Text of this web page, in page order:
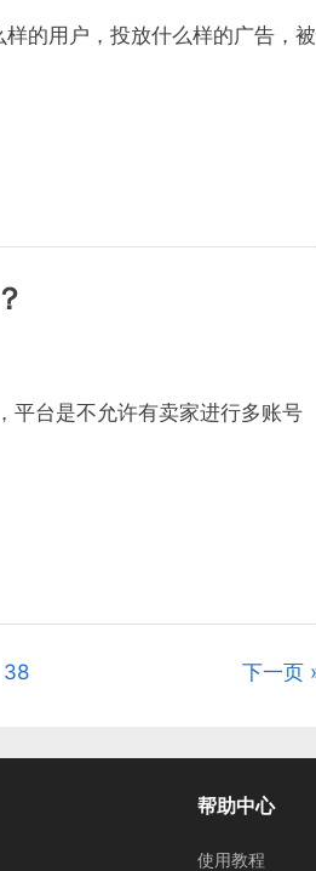
的用户，投放什么样的广告，被
平台是不允许有卖家进行多账号
38 下一页
帮助中心
使用教程